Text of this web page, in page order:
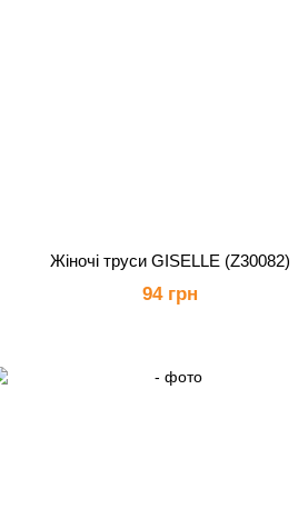
Жіночі труси GISELLE (Z30082)
94 грн